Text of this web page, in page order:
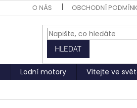
O NÁS OBCHODNÍ
HLEDAT
Lodní motory Vítejte ve